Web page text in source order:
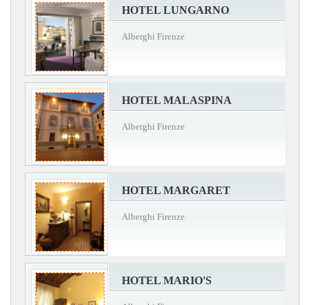
HOTEL LUNGARNO
Alberghi Firenze
HOTEL MALASPINA
Alberghi Firenze
HOTEL MARGARET
Alberghi Firenze
HOTEL MARIO'S